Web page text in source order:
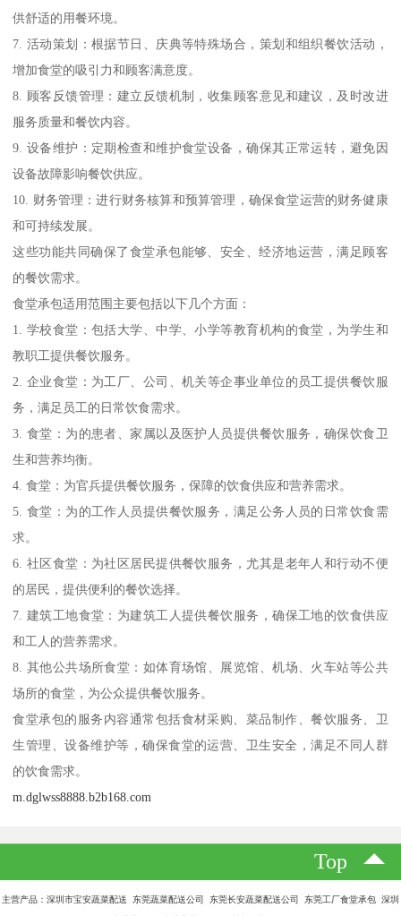
供舒适的用餐环境。
7. 活动策划：根据节日、庆典等特殊场合，策划和组织餐饮活动，
增加食堂的吸引力和顾客满意度。
8. 顾客反馈管理：建立反馈机制，收集顾客意见和建议，及时改进
服务质量和餐饮内容。
9. 设备维护：定期检查和维护食堂设备，确保其正常运转，避免因
设备故障影响餐饮供应。
10. 财务管理：进行财务核算和预算管理，确保食堂运营的财务健康
和可持续发展。
这些功能共同确保了食堂承包能够、安全、经济地运营，满足顾客
的餐饮需求。
食堂承包适用范围主要包括以下几个方面：
1. 学校食堂：包括大学、中学、小学等教育机构的食堂，为学生和
教职工提供餐饮服务。
2. 企业食堂：为工厂、公司、机关等企事业单位的员工提供餐饮服
务，满足员工的日常饮食需求。
3. 食堂：为的患者、家属以及医护人员提供餐饮服务，确保饮食卫
生和营养均衡。
4. 食堂：为官兵提供餐饮服务，保障的饮食供应和营养需求。
5. 食堂：为的工作人员提供餐饮服务，满足公务人员的日常饮食需
求。
6. 社区食堂：为社区居民提供餐饮服务，尤其是老年人和行动不便
的居民，提供便利的餐饮选择。
7. 建筑工地食堂：为建筑工人提供餐饮服务，确保工地的饮食供应
和工人的营养需求。
8. 其他公共场所食堂：如体育场馆、展览馆、机场、火车站等公共
场所的食堂，为公众提供餐饮服务。
食堂承包的服务内容通常包括食材采购、菜品制作、餐饮服务、卫
生管理、设备维护等，确保食堂的运营、卫生安全，满足不同人群
的饮食需求。
m.dglwss8888.b2b168.com
Top
主营产品：深圳市宝安蔬菜配送 东莞蔬菜配送公司 东莞长安蔬菜配送公司 东莞工厂食堂承包 深圳